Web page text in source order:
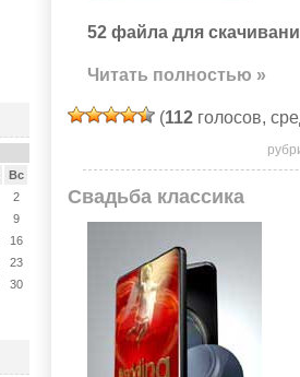
52 файла для
Читать полностью »
(112 голосов,
Свадьба классика
Вс
2
9
16
23
30